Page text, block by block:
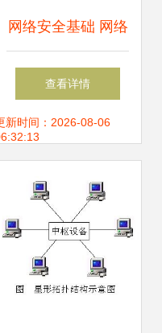
网络安全基础 网络
协议与安全威胁在
软件开发中的核心
查看详情
新时间：2026-08-06